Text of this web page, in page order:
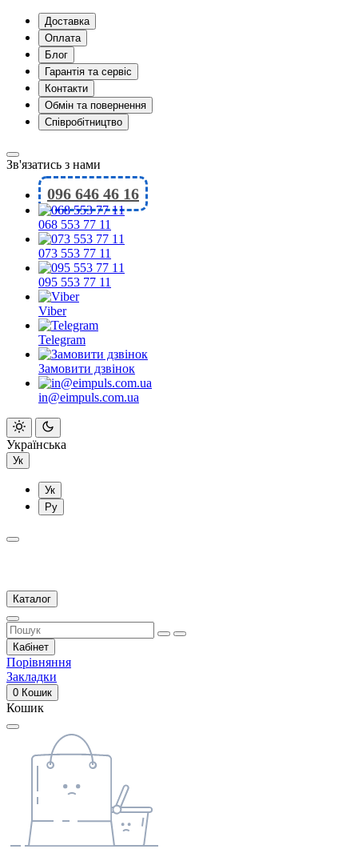
Доставка
Оплата
Блог
Гарантія та сервіс
Контакти
Обмін та повернення
Співробітництво
Зв'язатись з нами
096 646 46 16
068 553 77 11
073 553 77 11
095 553 77 11
Viber
Telegram
Замовити дзвінок
in@eimpuls.com.ua
Українська
Ук
Ук
Ру
Каталог
Кабінет
Порівняння
Закладки
0 Кошик
Кошик